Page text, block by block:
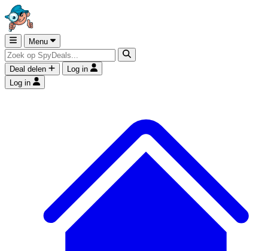
Menu
Deal delen
Log in
Log in